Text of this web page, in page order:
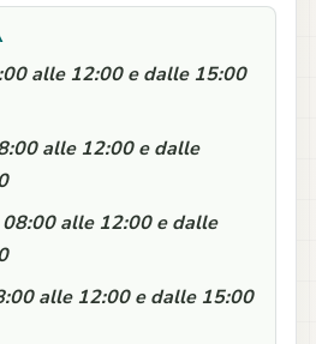
alle 12:00 e dalle 15:00
alle 12:00 e dalle
alle 12:00 e dalle
alle 12:00 e dalle 15:00